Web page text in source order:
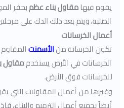
يقوم فيهامقاول بناء عظمبحفر
الصلبة، ويتم بعد ذلك الدك على
أعمال الخرسانات
تكون الخرسانة منالأسمنتالمقاوم
الخرسانات في الأرض يستخدممقاول
للخرسانات فوق الأرض.
وغيرها من أعمال المقاولات التي